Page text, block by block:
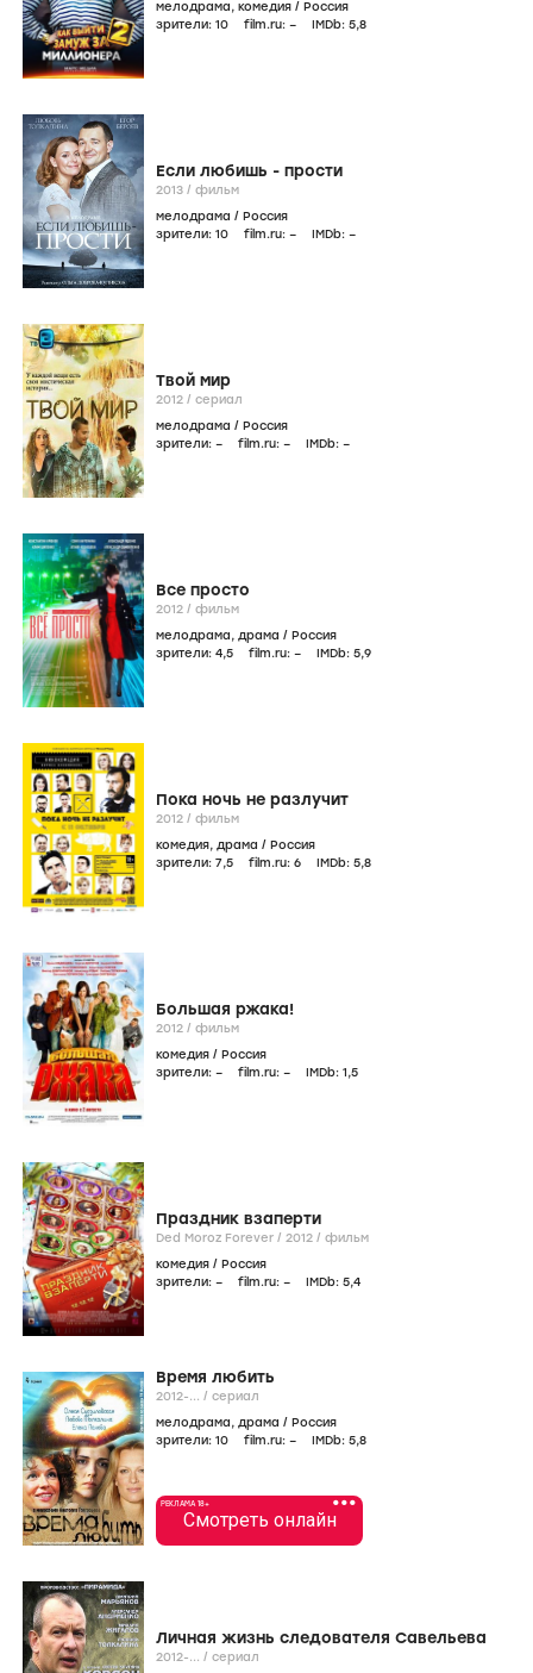
мелодрама, комедия / Россия
зрители: 10 film.ru: – IMDb: 5,8
Если любишь - прости
2013 / фильм
мелодрама / Россия
зрители: 10 film.ru: – IMDb: –
Твой мир
2012 / сериал
мелодрама / Россия
зрители: – film.ru: – IMDb: –
Все просто
2012 / фильм
мелодрама, драма / Россия
зрители: 4,5 film.ru: – IMDb: 5,9
Пока ночь не разлучит
2012 / фильм
комедия, драма / Россия
зрители: 7,5 film.ru: 6 IMDb: 5,8
Большая ржака!
2012 / фильм
комедия / Россия
зрители: – film.ru: – IMDb: 1,5
Праздник взаперти
Ded Moroz Forever / 2012 / фильм
комедия / Россия
зрители: – film.ru: – IMDb: 5,4
Время любить
2012-... / сериал
мелодрама, драма / Россия
зрители: 10 film.ru: – IMDb: 5,8
•••
РЕКЛАМА 18+
Смотреть онлайн
Личная жизнь следователя Савельева
2012-... / сериал